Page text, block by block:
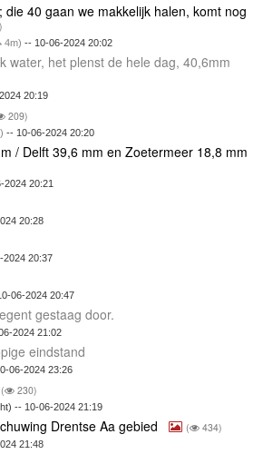
die 40 gaan we makkelijk halen, komt nog
4m) -- 10-06-2024 20:02
water, het plenst de hele dag, 40,6mm
20:19
209)
-- 10-06-2024 20:20
/ Delft 39,6 mm en Zoetermeer 18,8 mm
20:21
20:28
20:37
06-2024 20:47
gestaag door.
2024 21:02
eindstand
06-2024 23:26
( 230)
-- 10-06-2024 21:19
Drentse Aa gebied ( 434)
21:48